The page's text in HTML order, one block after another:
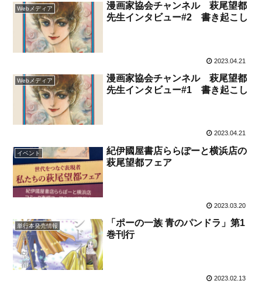
Webメディア
漫画家協会チャンネル 萩尾望都
先生インタビュー#2 書き起こし
2023.04.21
Webメディア
漫画家協会チャンネル 萩尾望都
先生インタビュー#1 書き起こし
2023.04.21
イベント
紀伊國屋書店ららぽーと横浜店の
萩尾望都フェア
2023.03.20
単行本発売情報
「ポーの一族 青のパンドラ」第1
巻刊行
2023.02.13